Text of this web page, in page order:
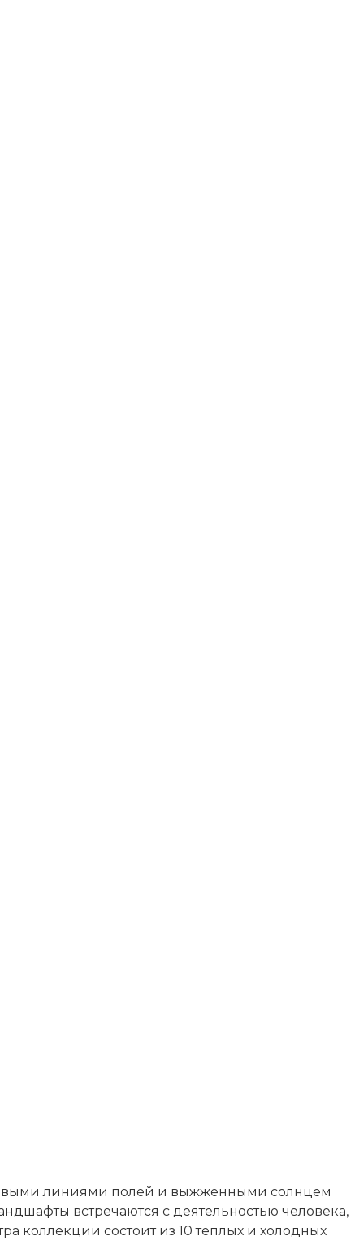
линиями полей и выжженными солнцем
встречаются с деятельностью человека,
коллекции состоит из 10 теплых и холодных